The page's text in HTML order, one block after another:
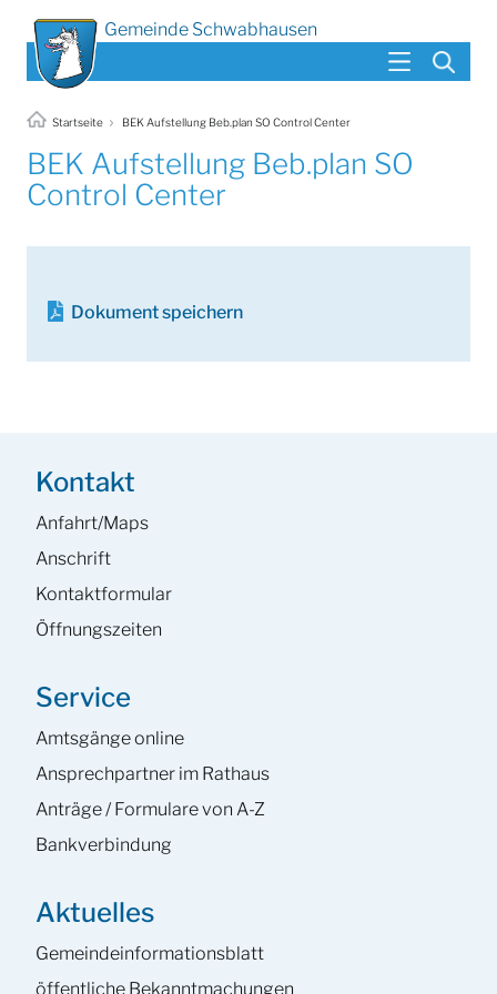
Gemeinde Schwabhausen
Startseite BEK Aufstellung Beb.plan SO Control Center
BEK Aufstellung Beb.plan SO
Control Center
Dokument speichern
Kontakt
Anfahrt/Maps
Anschrift
Kontaktformular
Öffnungszeiten
Service
Amtsgänge online
Ansprech­partner im Rathaus
Anträge / Formulare von A-Z
Bankverbindung
Aktuelles
Gemeinde­informations­blatt
öffentliche Bekanntmachungen